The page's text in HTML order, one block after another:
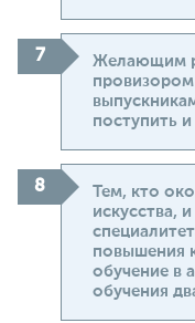
Желающим
поступить
Тем, кто
искусства,
повышения
обучение в
обучения